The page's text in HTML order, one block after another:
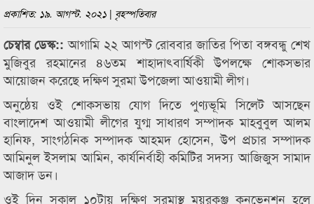
প্রকাশিত: ১৯. আগস্ট. ২০২১ | বৃহস্পতিবার
চেম্বার ডেস্ক::আগামি ২২ আগস্ট রোববার জাতির পিতা বঙ্গবন্ধু শেখ
মুজিবুর রহমানের ৪৬তম শাহাদাৎবার্ষিকী উপলক্ষে শোকসভার
আয়োজন করেছে দক্ষিণ সুরমা উপজেলা আওয়ামী লীগ।
অনুষ্ঠেয় ওই শোকসভায় যোগ দিতে পুণ্যভূমি সিলেট আসছেন
বাংলাদেশ আওয়ামী লীগের যুগ্ম সাধারণ সম্পাদক মাহবুবুল আলম
হানিফ, সাংগঠনিক সম্পাদক আহমদ হোসেন, উপ প্রচার সম্পাদক
আমিনুল ইসলাম আমিন, কার্যনির্বাহী কমিটির সদস্য আজিজুস সামাদ
আজাদ ডন।
ওই দিন সকাল ১০টায় দক্ষিণ সুরমাস্থ ময়ুরকুঞ্জ কনভেনশন হলে